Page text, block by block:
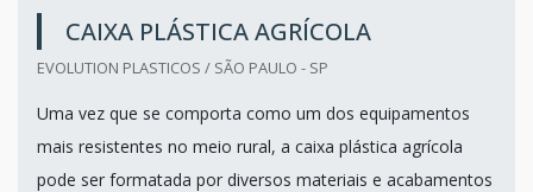
CAIXA PLÁSTICA AGRÍCOLA
EVOLUTION PLASTICOS / SÃO PAULO - SP
Uma vez que se comporta como um dos equipamentos
mais resistentes no meio rural, a caixa plástica agrícola
pode ser formatada por diversos materiais e acabamentos